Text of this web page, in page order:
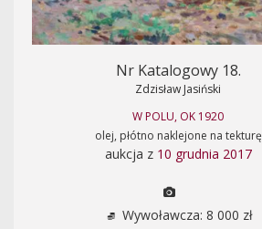
Nr Katalogowy 18.
Zdzisław Jasiński
W POLU, OK 1920
olej, płótno naklejone na tekturę
aukcja z 10 grudnia 2017
Wywoławcza: 8 000 zł